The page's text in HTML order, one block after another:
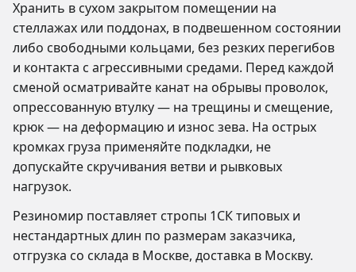
Хранить в сухом закрытом помещении на
стеллажах или поддонах, в подвешенном состоянии
либо свободными кольцами, без резких перегибов
и контакта с агрессивными средами. Перед каждой
сменой осматривайте канат на обрывы проволок,
опрессованную втулку — на трещины и смещение,
крюк — на деформацию и износ зева. На острых
кромках груза применяйте подкладки, не
допускайте скручивания ветви и рывковых
нагрузок.
Резиномир поставляет стропы 1СК типовых и
нестандартных длин по размерам заказчика,
отгрузка со склада в Москве, доставка в Москву.